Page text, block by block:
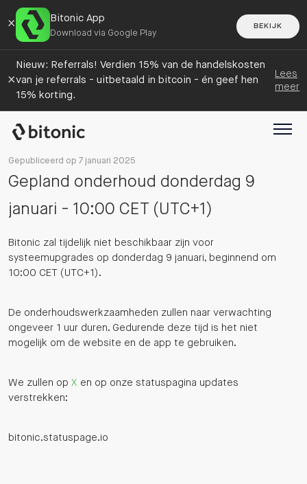
× Bitonic App
Download via Google Play
BEKIJK
×
Nieuw: Referrals! Verdien 15% van de handelskosten
van je referrals - uitbetaald in bitcoin - én geef hen
15% korting.
Lees
meer
Gepubliceerd op 7 januari 2025
Gepland onderhoud donderdag 9
januari - 10:00 CET (UTC+1)
Bitonic zal tijdelijk niet beschikbaar zijn voor
systeemupgrades op donderdag 9 januari, beginnend om
10:00 CET (UTC+1).
De onderhoudswerkzaamheden zullen naar verwachting
ongeveer 1 uur duren. Gedurende deze tijd is het niet
mogelijk om de website en de app te gebruiken.
We zullen op X en op onze statuspagina updates
verstrekken:
bitonic.statuspage.io